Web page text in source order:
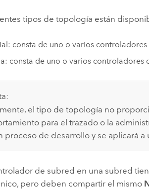
tipos de topología están
consta de uno o varios controladores
consta de uno o varios controladores
el tipo de topología no
para el trazado o la
proceso de desarrollo y se aplicará a
de subred en una subred
pero deben compartir el mismo